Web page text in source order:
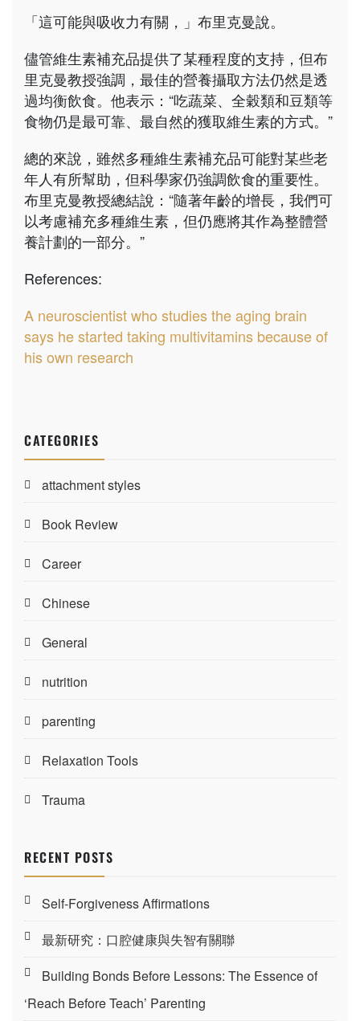
「這可能與吸收力有關，」布里克曼說。
儘管維生素補充品提供了某種程度的支持，但布
里克曼教授強調，最佳的營養攝取方法仍然是透
過均衡飲食。他表示：“吃蔬菜、全穀類和豆類等
食物仍是最可靠、最自然的獲取維生素的方式。”
總的來說，雖然多種維生素補充品可能對某些老
年人有所幫助，但科學家仍強調飲食的重要性。
布里克曼教授總結說：“隨著年齡的增長，我們可
以考慮補充多種維生素，但仍應將其作為整體營
養計劃的一部分。”
References:
A neuroscientist who studies the aging brain
says he started taking multivitamins because of
his own research
CATEGORIES
attachment styles
Book Review
Career
Chinese
General
nutrition
parenting
Relaxation Tools
Trauma
RECENT POSTS
Self-Forgiveness Affirmations
最新研究：口腔健康與失智有關聯
Building Bonds Before Lessons: The Essence of
‘Reach Before Teach’ Parenting